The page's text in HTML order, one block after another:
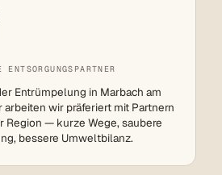
ENTSORGUNGSPARTNER
Entrümpelung in Marbach am
arbeiten wir präferiert mit Partnern
Region — kurze Wege, saubere
bessere Umweltbilanz.